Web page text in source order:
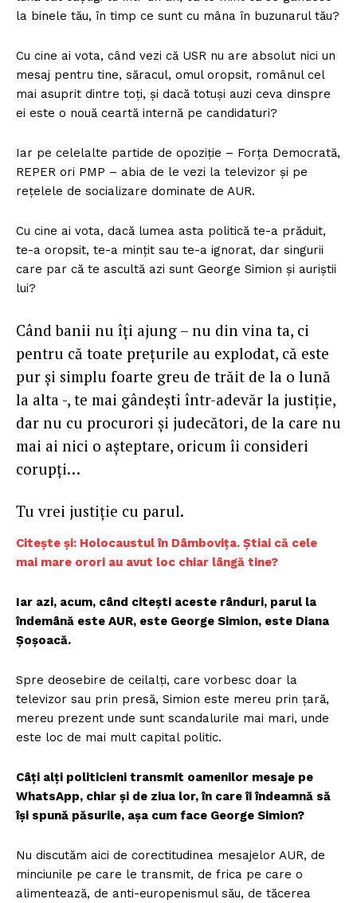
la binele tău, în timp ce sunt cu mâna în buzunarul tău?
Cu cine ai vota, când vezi că USR nu are absolut nici un
mesaj pentru tine, săracul, omul oropsit, românul cel
mai asuprit dintre toți, și dacă totuși auzi ceva dinspre
ei este o nouă ceartă internă pe candidaturi?
Iar pe celelalte partide de opoziție – Forța Democrată,
REPER ori PMP – abia de le vezi la televizor și pe
rețelele de socializare dominate de AUR.
Cu cine ai vota, dacă lumea asta politică te-a prăduit,
te-a oropsit, te-a mințit sau te-a ignorat, dar singurii
care par că te ascultă azi sunt George Simion și auriștii
lui?
Când banii nu îți ajung – nu din vina ta, ci
pentru că toate prețurile au explodat, că este
pur și simplu foarte greu de trăit de la o lună
la alta -, te mai gândești într-adevăr la justiție,
dar nu cu procurori și judecători, de la care nu
mai ai nici o așteptare, oricum îi consideri
corupți…
Tu vrei justiție cu parul.
Citește și: Holocaustul în Dâmbovița. Știai că cele
mai mare orori au avut loc chiar lângă tine?
Iar azi, acum, când citești aceste rânduri, parul la
îndemână este AUR, este George Simion, este Diana
Șoșoacă.
Spre deosebire de ceilalți, care vorbesc doar la
televizor sau prin presă, Simion este mereu prin țară,
mereu prezent unde sunt scandalurile mai mari, unde
este loc de mai mult capital politic.
Câți alți politicieni transmit oamenilor mesaje pe
WhatsApp, chiar și de ziua lor, în care îi îndeamnă să
își spună păsurile, așa cum face George Simion?
Nu discutăm aici de corectitudinea mesajelor AUR, de
minciunile pe care le transmit, de frica pe care o
alimentează, de anti-europenismul său, de tăcerea